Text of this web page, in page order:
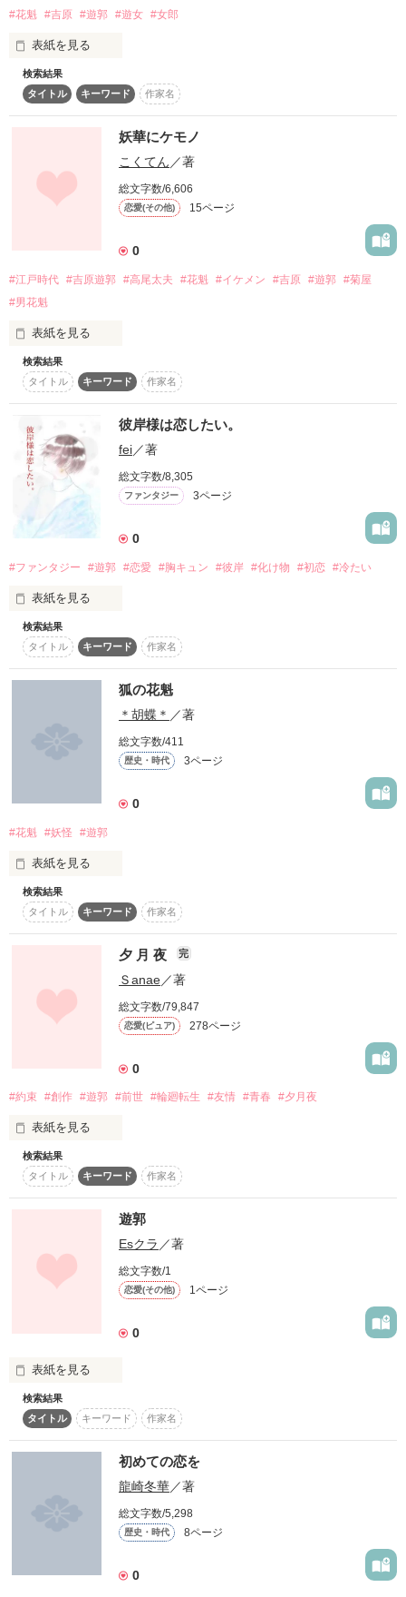
咲「神様、この出会いはただの偶然？それとも必然だっ
た？・・・私は運命だと思います。彼らに・・・ーーに会えた
のだから・・・」
作品を読む
春菊にはかねてより、好いている男性がいました。ですが、
その男性は春菊を診てくれる医者で、たいそう評判の良い、将
来有望な年若い青年でした。
けっして実らない、身分違いの恋。
引っ込み思案で、病弱な娼妓・春菊の、甘く切ない恋物語で
更新が止まっているにもかかわらず、今もこうしてご覧いた
だける読者様に感謝を込めて。
御礼申し上げます。
短編ですが、よろしければご覧くださいませ(*^-^*)。
公開日：2015'01/14
↓
*renya*
作品を読む
#花魁 #吉原 #遊郭 #遊女 #女郎
表紙を見る
『この苦界にいた時間が長すぎてわっちは幸せを忘れんした』
女の苦界。男の極楽。それが吉原遊郭
彼女が花魁になるまでの一生
………………………………………………
はじめましてこんにちは！粧ひ(しょうひ)です！
花魁の話を書きたいと思って作りました
よろしくお願いします。
検索結果
タイトル
キーワード 作家名
妖華にケモノ
こくてん ／著
総文字数/6,606
恋愛(その他) 15ページ
0
#江戸時代 #吉原遊郭 #高尾太夫 #花魁 #イケメン #吉原 #遊郭 #菊屋
#男花魁
表紙を見る
「なぁ男が女に求める者とは何か知っておるか？」
「教えてやろう」
着物やで出会った人は吉原一の花魁
「金は要らない。ただし、代わりと言っては何だが。
君が欲しい」
吉原一の花魁、高尾太夫にはバレては行けない秘密が
再度編集中です。
検索結果
タイトル
キーワード 作家名
彼岸様は恋したい。
fei／著
総文字数/8,305
ファンタジー 3ページ
0
#ファンタジー #遊郭 #恋愛 #胸キュン #彼岸 #化け物 #初恋 #冷たい
表紙を見る
最近蜜柑の汁が目に飛んで絶叫しました。
ファンタジー系は初めてなんでちょっとアレですけれど…
開いて下さった貴方様の心にこの感情が届けば嬉しいです.
なお前編です。またチマチマ増やしていこうと思います。
あわよくばご感想を…
彼岸様の恋、楽しんで頂けると幸いです.
検索結果
タイトル
キーワード 作家名
狐の花魁
＊胡蝶＊ ／著
総文字数/411
歴史・時代 3ページ
0
#花魁 #妖怪 #遊郭
表紙を見る
ここは妖怪の住むあやかしの世界。
あやかしの世界にも廓があった。
そんな苦界で暮らす花魁がいた。
そんな彼女もあやかしだった…
こんにちは！胡蝶です！
粧ひっていう名でも小説書いてます！
検索結果
タイトル
キーワード 作家名
夕 月 夜 完
Ｓanae／著
総文字数/79,847
恋愛(ピュア) 278ページ
0
#約束 #創作 #遊郭 #前世 #輪廻転生 #友情 #青春 #夕月夜
表紙を見る
遥か昔のコトでした。
真っ直ぐ生きたくて
僕らがしたコトは…
子供だったんだ…
また、会おうね。
検索結果
タイトル
キーワード 作家名
遊郭
Esクラ ／著
総文字数/1
恋愛(その他) 1ページ
0
表紙を見る
フィクション
作品を読む
検索結果
タイトル
キーワード 作家名
初めての恋を
龍崎冬華／著
総文字数/5,298
歴史・時代 8ページ
0